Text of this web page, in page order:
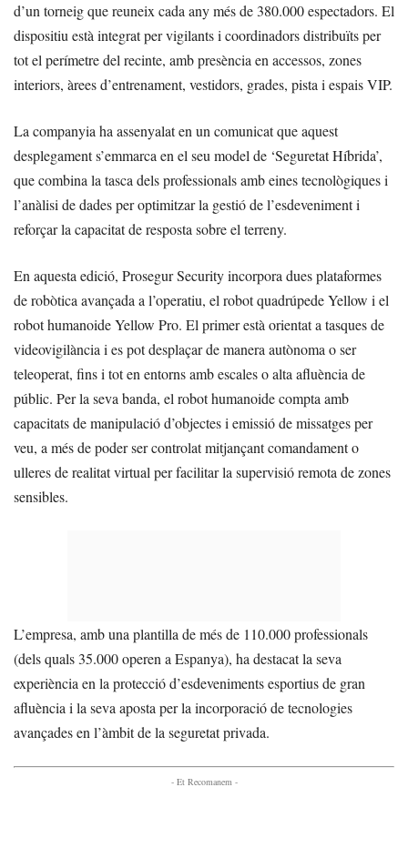
d’un torneig que reuneix cada any més de 380.000 espectadors. El
dispositiu està integrat per vigilants i coordinadors distribuïts per
tot el perímetre del recinte, amb presència en accessos, zones
interiors, àrees d’entrenament, vestidors, grades, pista i espais VIP.
La companyia ha assenyalat en un comunicat que aquest
desplegament s’emmarca en el seu model de ‘Seguretat Híbrida’,
que combina la tasca dels professionals amb eines tecnològiques i
l’anàlisi de dades per optimitzar la gestió de l’esdeveniment i
reforçar la capacitat de resposta sobre el terreny.
En aquesta edició, Prosegur Security incorpora dues plataformes
de robòtica avançada a l’operatiu, el robot quadrúpede Yellow i el
robot humanoide Yellow Pro. El primer està orientat a tasques de
videovigilància i es pot desplaçar de manera autònoma o ser
teleoperat, fins i tot en entorns amb escales o alta afluència de
públic. Per la seva banda, el robot humanoide compta amb
capacitats de manipulació d’objectes i emissió de missatges per
veu, a més de poder ser controlat mitjançant comandament o
ulleres de realitat virtual per facilitar la supervisió remota de zones
sensibles.
L’empresa, amb una plantilla de més de 110.000 professionals
(dels quals 35.000 operen a Espanya), ha destacat la seva
experiència en la protecció d’esdeveniments esportius de gran
afluència i la seva aposta per la incorporació de tecnologies
avançades en l’àmbit de la seguretat privada.
- Et Recomanem -